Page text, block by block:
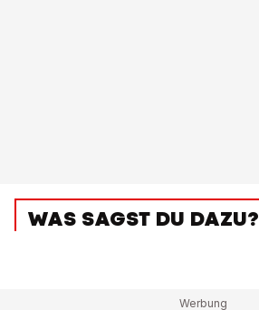
WAS SAGST DU DAZU?